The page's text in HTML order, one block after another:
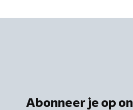
Abonneer je op